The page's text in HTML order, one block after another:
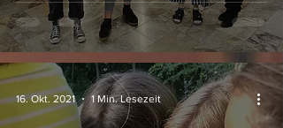
16. Okt. 2021 1 Min. Lesezeit